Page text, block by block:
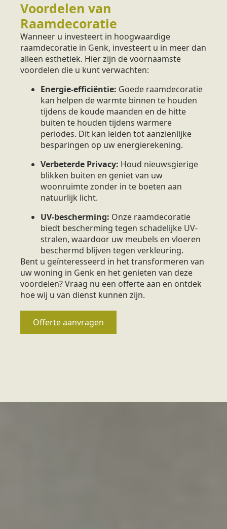
Voordelen van
Raamdecoratie
Wanneer u investeert in hoogwaardige
raamdecoratie in Genk, investeert u in meer dan
alleen esthetiek. Hier zijn de voornaamste
voordelen die u kunt verwachten:
Energie-efficiëntie: Goede raamdecoratie
kan helpen de warmte binnen te houden
tijdens de koude maanden en de hitte
buiten te houden tijdens warmere
periodes. Dit kan leiden tot aanzienlijke
besparingen op uw energierekening.
Verbeterde Privacy: Houd nieuwsgierige
blikken buiten en geniet van uw
woonruimte zonder in te boeten aan
natuurlijk licht.
UV-bescherming: Onze raamdecoratie
biedt bescherming tegen schadelijke UV-
stralen, waardoor uw meubels en vloeren
beschermd blijven tegen verkleuring.
Bent u geïnteresseerd in het transformeren van
uw woning in Genk en het genieten van deze
voordelen? Vraag nu een offerte aan en ontdek
hoe wij u van dienst kunnen zijn.
Offerte aanvragen